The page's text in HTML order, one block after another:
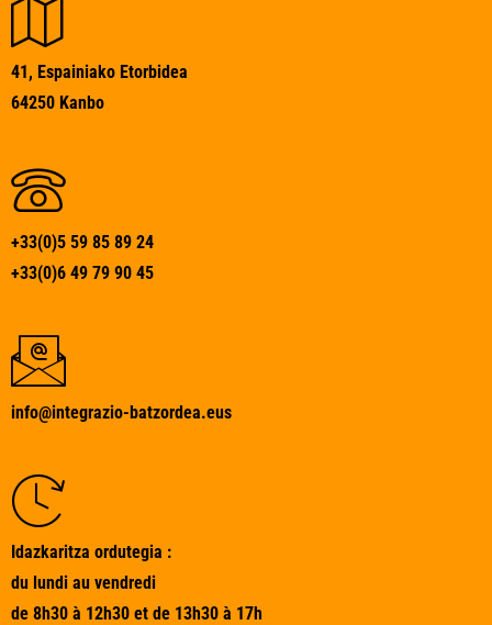
41, Espainiako Etorbidea
64250 Kanbo
+33(0)5 59 85 89 24
+33(0)6 49 79 90 45
info@integrazio-batzordea.eus
Idazkaritza ordutegia :
du lundi au vendredi
de 8h30 à 12h30 et de 13h30 à 17h